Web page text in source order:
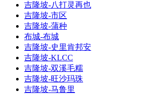
吉隆坡-八打灵再也
吉隆坡-市区
吉隆坡-蒲种
布城-布城
吉隆坡-史里肯邦安
吉隆坡-KLCC
吉隆坡-双溪毛糯
吉隆坡-旺沙玛珠
吉隆坡-马鲁里